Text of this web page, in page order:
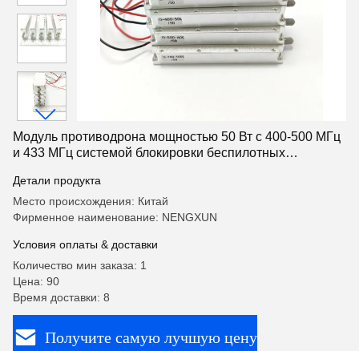
Модуль противодрона мощностью 50 Вт с 400-500 МГц
и 433 МГц системой блокировки беспилотных
RF
Детали продукта
Место происхождения: Китай
Фирменное наименование: NENGXUN
Условия оплаты & доставки
Количество мин заказа: 1
Цена: 90
Время доставки: 8
Получите самую лучшую цену